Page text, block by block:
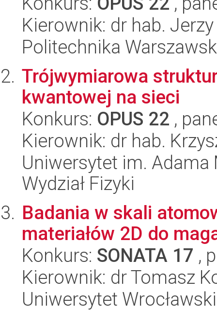
Kierownik: dr hab.
Politechnika
Trójwymiarowa
kwantowej na sieci
Konkurs: OPUS 22 ,
Kierownik: dr hab.
Uniwersytet im.
Wydział Fizyki
Badania w skali
materiałów 2D do
Konkurs: SONATA 17 ,
Kierownik: dr Tomasz
Uniwersytet